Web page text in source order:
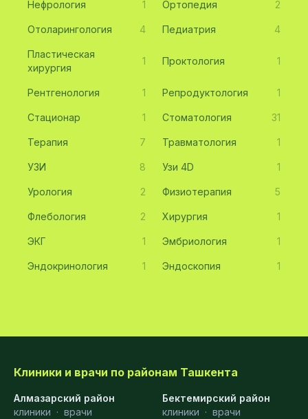
Нефрология 1 Ортопедия 2
Отоларингология 4 Педиатрия 4
Пластическая
хирургия
1 Проктология 1
Рентгенология 1 Репродуктология 1
Стационар 1 Стоматология 31
Терапия 7 Травматология 1
УЗИ 8 Узи 4D 1
Урология 2 Физиотерапия 5
Флебология 2 Хирургия 1
ЭКГ 1 Эмбриология 1
Эндокринология 1 Эндоскопия 1
Клиники и врачи по районам Ташкента
Алмазарский район
клиники · врачи
Бектемирский район
клиники · врачи